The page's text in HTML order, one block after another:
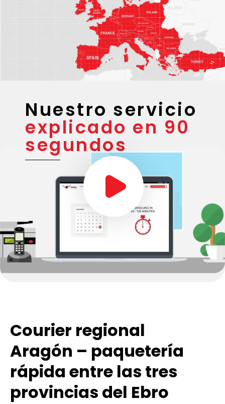
Nuestro servicio
explicado en 90
segundos
Courier regional
Aragón – paquetería
rápida entre las tres
provincias del Ebro